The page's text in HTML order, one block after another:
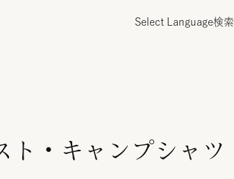
Select Language検索
ト・キャンプシャツ